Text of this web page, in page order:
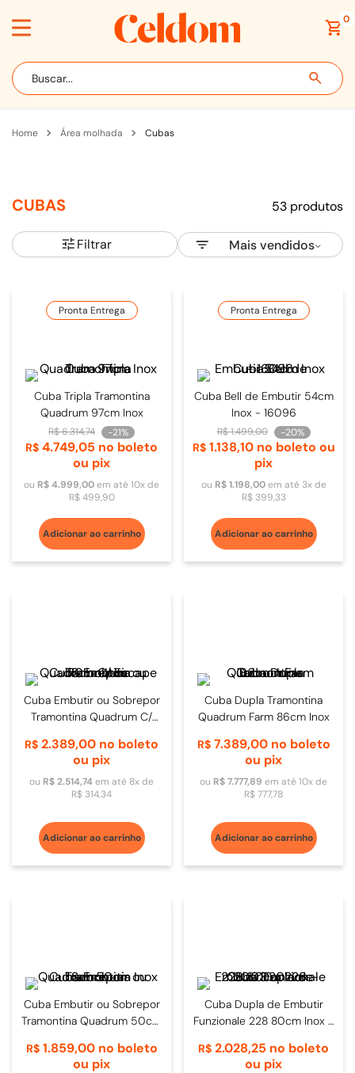
0
Buscar...
área molhada cubas
CUBAS 53 produtos
Mais vendidos
Filtrar
Pronta Entrega
Cuba Tripla Tramontina
Quadrum 97cm Inox
R$6.314,74 -21%
R$ 4.749,05 no boleto
ou pix
ou R$4.999,00em até10x de
R$ 499,90
Adicionar ao carrinho
Pronta Entrega
Cuba Bell de Embutir 54cm
Inox - 16096
R$1.499,00 -20%
R$ 1.138,10no boleto ou
pix
ou R$ 1.198,00em até 3x de
R$ 399,33
Adicionar ao carrinho
Cuba Embutir ou Sobrepor
Tramontina Quadrum C/
R$ 2.389,00 no boleto
ou pix
ou R$2.514,74em até 8x de
R$ 314,34
Adicionar ao carrinho
Cuba Dupla Tramontina
Quadrum Farm 86cm Inox
R$ 7.389,00no boleto
ou pix
ou R$7.777,89 em até10x de
R$777,78
Adicionar ao carrinho
Cuba Embutir ou Sobrepor
Tramontina Quadrum 50cm
R$ 1.859,00no boleto
ou pix
Cuba Dupla de Embutir
Funzionale 228 80cm Inox -
R$ 2.028,25 no boleto
ou pix